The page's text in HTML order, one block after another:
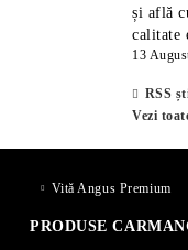
și află
calitate
13
RSS
Vezi
Vită Angus Premium
PRODUSE